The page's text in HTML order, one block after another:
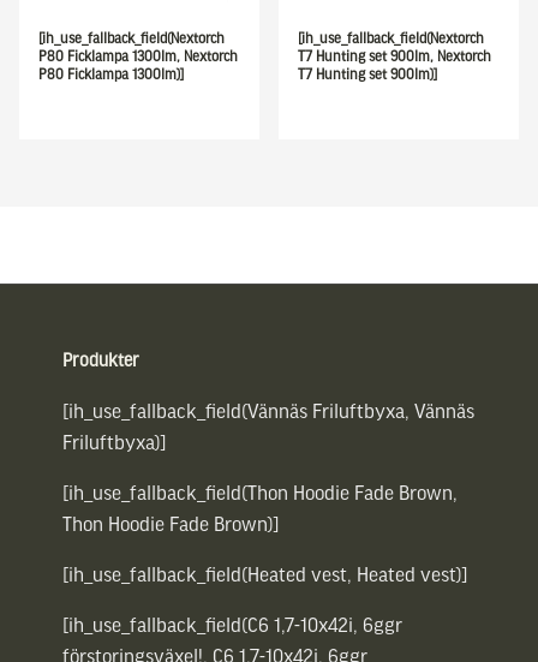
[ih_use_fallback_field(Nextorch
P80 Ficklampa 1300lm, Nextorch
P80 Ficklampa 1300lm)]
[ih_use_fallback_field(Nextorch
T7 Hunting set 900lm, Nextorch
T7 Hunting set 900lm)]
Produkter
[ih_use_fallback_field(Vännäs Friluftbyxa, Vännäs
Friluftbyxa)]
[ih_use_fallback_field(Thon Hoodie Fade Brown,
Thon Hoodie Fade Brown)]
[ih_use_fallback_field(Heated vest, Heated vest)]
[ih_use_fallback_field(C6 1,7-10x42i, 6ggr
förstoringsväxel!, C6 1,7-10x42i, 6ggr